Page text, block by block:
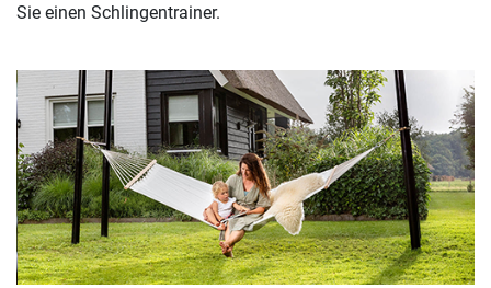
Sie einen Schlingentrainer.